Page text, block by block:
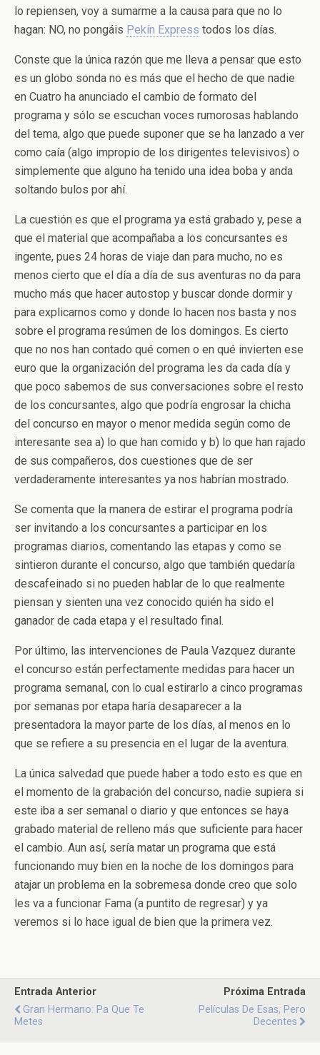
lo repiensen, voy a sumarme a la causa para que no lo
hagan: NO, no pongáis Pekín Express todos los días.
Conste que la única razón que me lleva a pensar que esto
es un globo sonda no es más que el hecho de que nadie
en Cuatro ha anunciado el cambio de formato del
programa y sólo se escuchan voces rumorosas hablando
del tema, algo que puede suponer que se ha lanzado a ver
como caía (algo impropio de los dirigentes televisivos) o
simplemente que alguno ha tenido una idea boba y anda
soltando bulos por ahí.
La cuestión es que el programa ya está grabado y, pese a
que el material que acompañaba a los concursantes es
ingente, pues 24 horas de viaje dan para mucho, no es
menos cierto que el día a día de sus aventuras no da para
mucho más que hacer autostop y buscar donde dormir y
para explicarnos como y donde lo hacen nos basta y nos
sobre el programa resúmen de los domingos. Es cierto
que no nos han contado qué comen o en qué invierten ese
euro que la organización del programa les da cada día y
que poco sabemos de sus conversaciones sobre el resto
de los concursantes, algo que podría engrosar la chicha
del concurso en mayor o menor medida según como de
interesante sea a) lo que han comido y b) lo que han rajado
de sus compañeros, dos cuestiones que de ser
verdaderamente interesantes ya nos habrían mostrado.
Se comenta que la manera de estirar el programa podría
ser invitando a los concursantes a participar en los
programas diarios, comentando las etapas y como se
sintieron durante el concurso, algo que también quedaría
descafeinado si no pueden hablar de lo que realmente
piensan y sienten una vez conocido quién ha sido el
ganador de cada etapa y el resultado final.
Por último, las intervenciones de Paula Vazquez durante
el concurso están perfectamente medidas para hacer un
programa semanal, con lo cual estirarlo a cinco programas
por semanas por etapa haría desaparecer a la
presentadora la mayor parte de los días, al menos en lo
que se refiere a su presencia en el lugar de la aventura.
La única salvedad que puede haber a todo esto es que en
el momento de la grabación del concurso, nadie supiera si
este iba a ser semanal o diario y que entonces se haya
grabado material de relleno más que suficiente para hacer
el cambio. Aun así, sería matar un programa que está
funcionando muy bien en la noche de los domingos para
atajar un problema en la sobremesa donde creo que solo
les va a funcionar Fama (a puntito de regresar) y ya
veremos si lo hace igual de bien que la primera vez.
Entrada Anterior
Gran Hermano: Pa Que Te
Metes
Próxima Entrada
Películas De Esas, Pero
Decentes